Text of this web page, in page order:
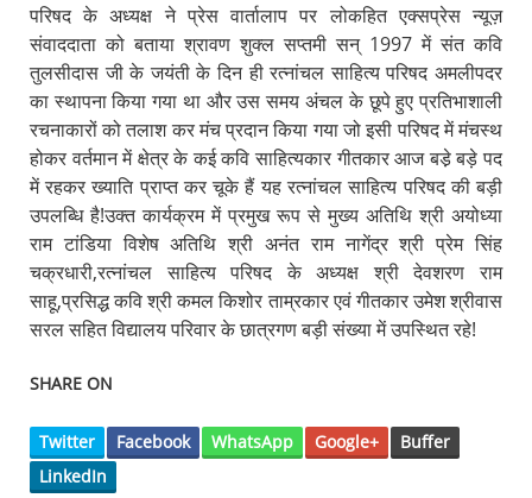
परिषद के अध्यक्ष ने प्रेस वार्तालाप पर लोकहित एक्सप्रेस न्यूज़
संवाददाता को बताया श्रावण शुक्ल सप्तमी सन् 1997 में संत कवि
तुलसीदास जी के जयंती के दिन ही रत्नांचल साहित्य परिषद अमलीपदर
का स्थापना किया गया था और उस समय अंचल के छूपे हुए प्रतिभाशाली
रचनाकारों को तलाश कर मंच प्रदान किया गया जो इसी परिषद में मंचस्थ
होकर वर्तमान में क्षेत्र के कई कवि साहित्यकार गीतकार आज बडे़ बड़े पद
में रहकर ख्याति प्राप्त कर चूके हैं यह रत्नांचल साहित्य परिषद की बड़ी
उपलब्धि है!उक्त कार्यक्रम में प्रमुख रूप से मुख्य अतिथि श्री अयोध्या
राम टांडिया विशेष अतिथि श्री अनंत राम नागेंद्र श्री प्रेम सिंह
चक्रधारी,रत्नांचल साहित्य परिषद के अध्यक्ष श्री देवशरण राम
साहू,प्रसिद्ध कवि श्री कमल किशोर ताम्रकार एवं गीतकार उमेश श्रीवास
सरल सहित विद्यालय परिवार के छात्रगण बड़ी संख्या में उपस्थित रहे!
SHARE ON
Twitter Facebook WhatsApp Google+
Buffer
LinkedIn